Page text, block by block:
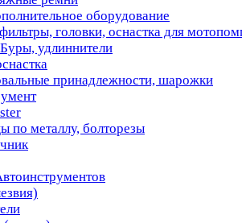
оборудование
головки, оснастка для
удлиннители
принадлежности, шарожки
по металлу, болторезы